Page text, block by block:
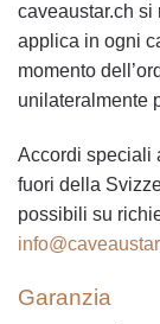
caveaustar.ch si
applica in ogni
momento
unilateralmente
Accordi speciali
fuori della
possibili su
Garanzia